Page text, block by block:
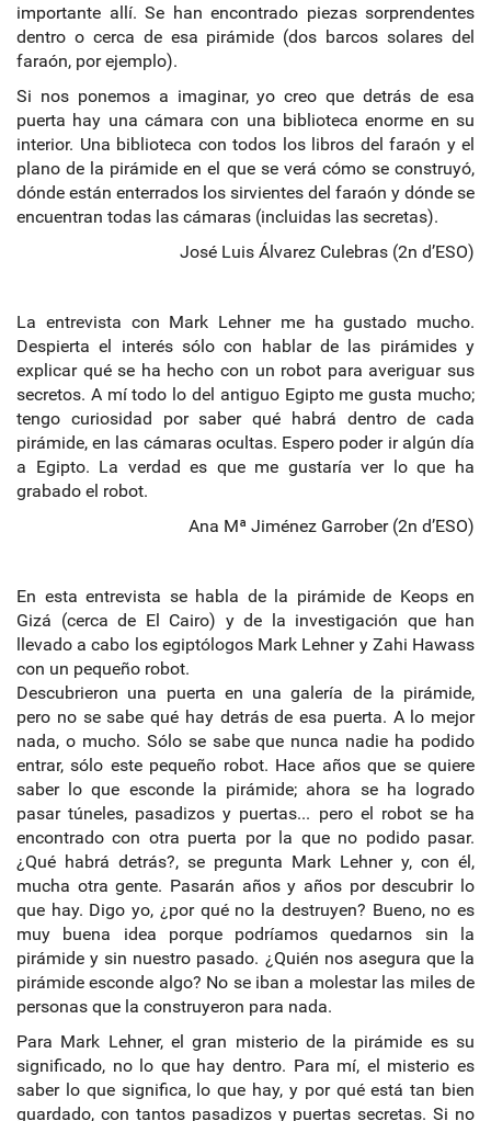
importante allí. Se han encontrado piezas sorprendentes
dentro o cerca de esa pirámide (dos barcos solares del
faraón, por ejemplo).
Si nos ponemos a imaginar, yo creo que detrás de esa
puerta hay una cámara con una biblioteca enorme en su
interior. Una biblioteca con todos los libros del faraón y el
plano de la pirámide en el que se verá cómo se construyó,
dónde están enterrados los sirvientes del faraón y dónde se
encuentran todas las cámaras (incluidas las secretas).
José Luis Álvarez Culebras (2n d’ESO)
La entrevista con Mark Lehner me ha gustado mucho.
Despierta el interés sólo con hablar de las pirámides y
explicar qué se ha hecho con un robot para averiguar sus
secretos. A mí todo lo del antiguo Egipto me gusta mucho;
tengo curiosidad por saber qué habrá dentro de cada
pirámide, en las cámaras ocultas. Espero poder ir algún día
a Egipto. La verdad es que me gustaría ver lo que ha
grabado el robot.
Ana Mª Jiménez Garrober (2n d’ESO)
En esta entrevista se habla de la pirámide de Keops en
Gizá (cerca de El Cairo) y de la investigación que han
llevado a cabo los egiptólogos Mark Lehner y Zahi Hawass
con un pequeño robot.
Descubrieron una puerta en una galería de la pirámide,
pero no se sabe qué hay detrás de esa puerta. A lo mejor
nada, o mucho. Sólo se sabe que nunca nadie ha podido
entrar, sólo este pequeño robot. Hace años que se quiere
saber lo que esconde la pirámide; ahora se ha logrado
pasar túneles, pasadizos y puertas... pero el robot se ha
encontrado con otra puerta por la que no podido pasar.
¿Qué habrá detrás?, se pregunta Mark Lehner y, con él,
mucha otra gente. Pasarán años y años por descubrir lo
que hay. Digo yo, ¿por qué no la destruyen? Bueno, no es
muy buena idea porque podríamos quedarnos sin la
pirámide y sin nuestro pasado. ¿Quién nos asegura que la
pirámide esconde algo? No se iban a molestar las miles de
personas que la construyeron para nada.
Para Mark Lehner, el gran misterio de la pirámide es su
significado, no lo que hay dentro. Para mí, el misterio es
saber lo que significa, lo que hay, y por qué está tan bien
guardado, con tantos pasadizos y puertas secretas. Si no